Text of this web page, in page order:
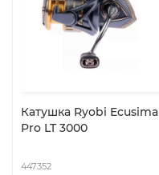
Катушка Ryobi Ecusima
Pro LT 3000
447352